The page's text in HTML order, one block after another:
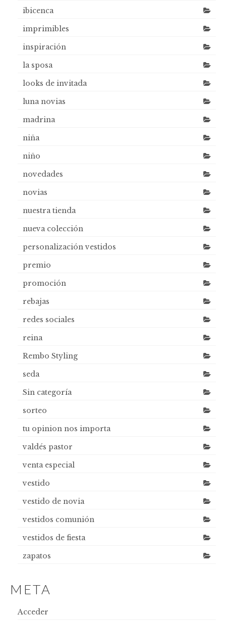
ibicenca
imprimibles
inspiración
la sposa
looks de invitada
luna novias
madrina
niña
niño
novedades
novias
nuestra tienda
nueva colección
personalización vestidos
premio
promoción
rebajas
redes sociales
reina
Rembo Styling
seda
Sin categoría
sorteo
tu opinion nos importa
valdés pastor
venta especial
vestido
vestido de novia
vestidos comunión
vestidos de fiesta
zapatos
META
Acceder